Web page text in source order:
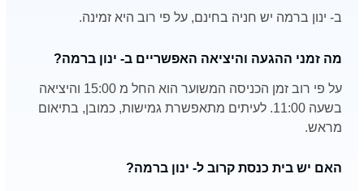
ב- ינון ברמה יש חניה בחינם, על פי רוב היא זמינה.
מה זמני ההגעה והיציאה האפשריים ב- ינון ברמה?
על פי רוב זמן הכניסה המשוער הוא החל מ 15:00 והיציאה
בשעה 11:00. לעיתים מתאפשרת גמישות, כמובן, בתיאום
מראש.
האם יש בית כנסת קרוב ל- ינון ברמה?